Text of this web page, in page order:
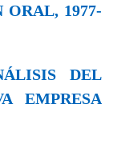
ORAL, 1977-
DEL
EMPRESA